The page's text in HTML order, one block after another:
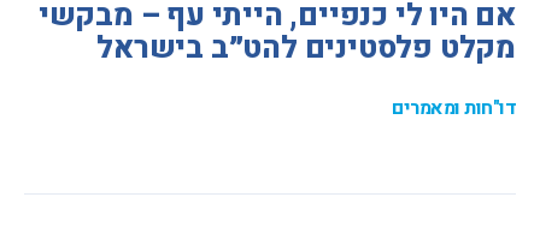
אם היו לי כנפיים, הייתי עף – מבקשי
מקלט פלסטינים להט״ב בישראל
דו"חות ומאמרים